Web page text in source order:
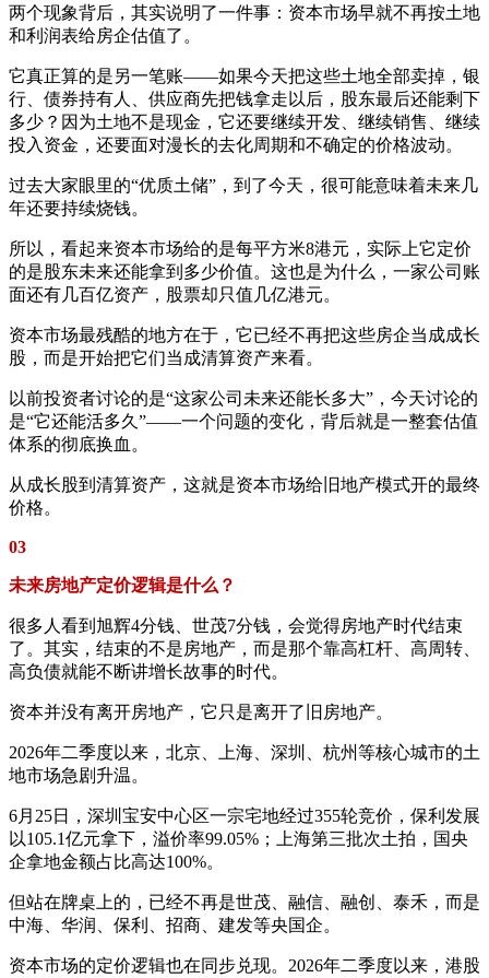
两个现象背后，其实说明了一件事：资本市场早就不再按土地
和利润表给房企估值了。
它真正算的是另一笔账——如果今天把这些土地全部卖掉，银
行、债券持有人、供应商先把钱拿走以后，股东最后还能剩下
多少？因为土地不是现金，它还要继续开发、继续销售、继续
投入资金，还要面对漫长的去化周期和不确定的价格波动。
过去大家眼里的“优质土储”，到了今天，很可能意味着未来几
年还要持续烧钱。
所以，看起来资本市场给的是每平方米8港元，实际上它定价
的是股东未来还能拿到多少价值。这也是为什么，一家公司账
面还有几百亿资产，股票却只值几亿港元。
资本市场最残酷的地方在于，它已经不再把这些房企当成成长
股，而是开始把它们当成清算资产来看。
以前投资者讨论的是“这家公司未来还能长多大”，今天讨论的
是“它还能活多久”——一个问题的变化，背后就是一整套估值
体系的彻底换血。
从成长股到清算资产，这就是资本市场给旧地产模式开的最终
价格。
03
未来房地产定价逻辑是什么？
很多人看到旭辉4分钱、世茂7分钱，会觉得房地产时代结束
了。其实，结束的不是房地产，而是那个靠高杠杆、高周转、
高负债就能不断讲增长故事的时代。
资本并没有离开房地产，它只是离开了旧房地产。
2026年二季度以来，北京、上海、深圳、杭州等核心城市的土
地市场急剧升温。
6月25日，深圳宝安中心区一宗宅地经过355轮竞价，保利发展
以105.1亿元拿下，溢价率99.05%；上海第三批次土拍，国央
企拿地金额占比高达100%。
但站在牌桌上的，已经不再是世茂、融信、融创、泰禾，而是
中海、华润、保利、招商、建发等央国企。
资本市场的定价逻辑也在同步兑现。2026年二季度以来，港股